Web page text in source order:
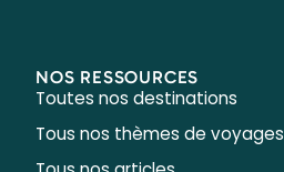
NOS RESSOURCES
Toutes nos destinations
Tous nos thèmes de voyages